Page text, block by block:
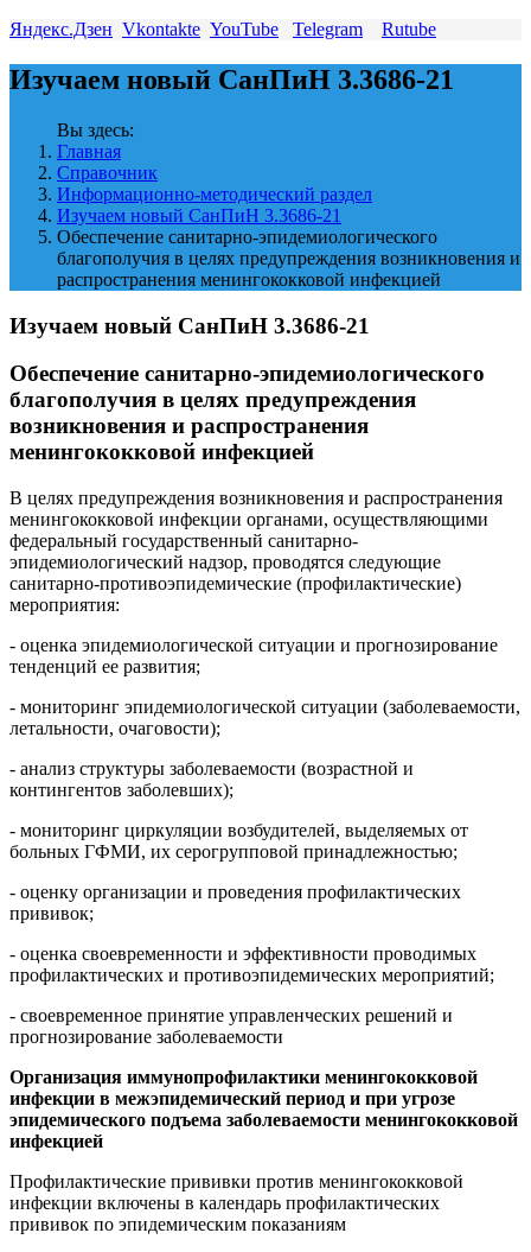
Яндекс.Дзен Vkontakte YouTube Telegram Rutube
Изучаем новый СанПиН 3.3686-21
Вы здесь:
Главная
Справочник
Информационно-методический раздел
Изучаем новый СанПиН 3.3686-21
Обеспечение санитарно-эпидемиологического
благополучия в целях предупреждения возникновения и
распространения менингококковой инфекцией
Изучаем новый СанПиН 3.3686-21
Обеспечение санитарно-эпидемиологического
благополучия в целях предупреждения
возникновения и распространения
менингококковой инфекцией
В целях предупреждения возникновения и распространения
менингококковой инфекции органами, осуществляющими
федеральный государственный санитарно-
эпидемиологический надзор, проводятся следующие
санитарно-противоэпидемические (профилактические)
мероприятия:
- оценка эпидемиологической ситуации и прогнозирование
тенденций ее развития;
- мониторинг эпидемиологической ситуации (заболеваемости,
летальности, очаговости);
- анализ структуры заболеваемости (возрастной и
контингентов заболевших);
- мониторинг циркуляции возбудителей, выделяемых от
больных ГФМИ, их серогрупповой принадлежностью;
- оценку организации и проведения профилактических
прививок;
- оценка своевременности и эффективности проводимых
профилактических и противоэпидемических мероприятий;
- своевременное принятие управленческих решений и
прогнозирование заболеваемости
Организация иммунопрофилактики менингококковой
инфекции в межэпидемический период и при угрозе
эпидемического подъема заболеваемости менингококковой
инфекцией
Профилактические прививки против менингококковой
инфекции включены в календарь профилактических
прививок по эпидемическим показаниям